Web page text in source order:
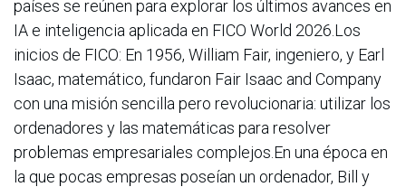
países se reúnen para explorar los últimos avances en
IA e inteligencia aplicada en FICO World 2026.Los
inicios de FICO: En 1956, William Fair, ingeniero, y Earl
Isaac, matemático, fundaron Fair Isaac and Company
con una misión sencilla pero revolucionaria: utilizar los
ordenadores y las matemáticas para resolver
problemas empresariales complejos.En una época en
la que pocas empresas poseían un ordenador, Bill y